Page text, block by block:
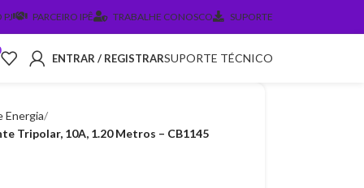
PJ PARCEIRO IPÊ TRABALHE CONOSCO SUPORTE
ENTRAR / REGISTRARSUPORTE TÉCNICO
Energia
Tripolar, 10A, 1.20 Metros – CB1145